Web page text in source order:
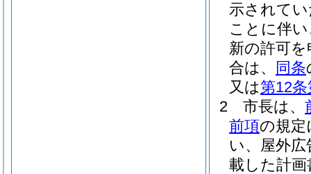
示されて
ことに伴
新の許可
合は、
同条
又は第12
2
市長は、
前項の規定
い、屋外
載した計